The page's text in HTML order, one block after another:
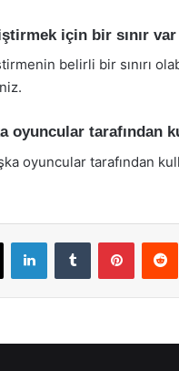
için bir sınır var
belirli bir sınırı
oyuncular tarafından
oyuncular tarafından
X LinkedInTumblr Pinterest